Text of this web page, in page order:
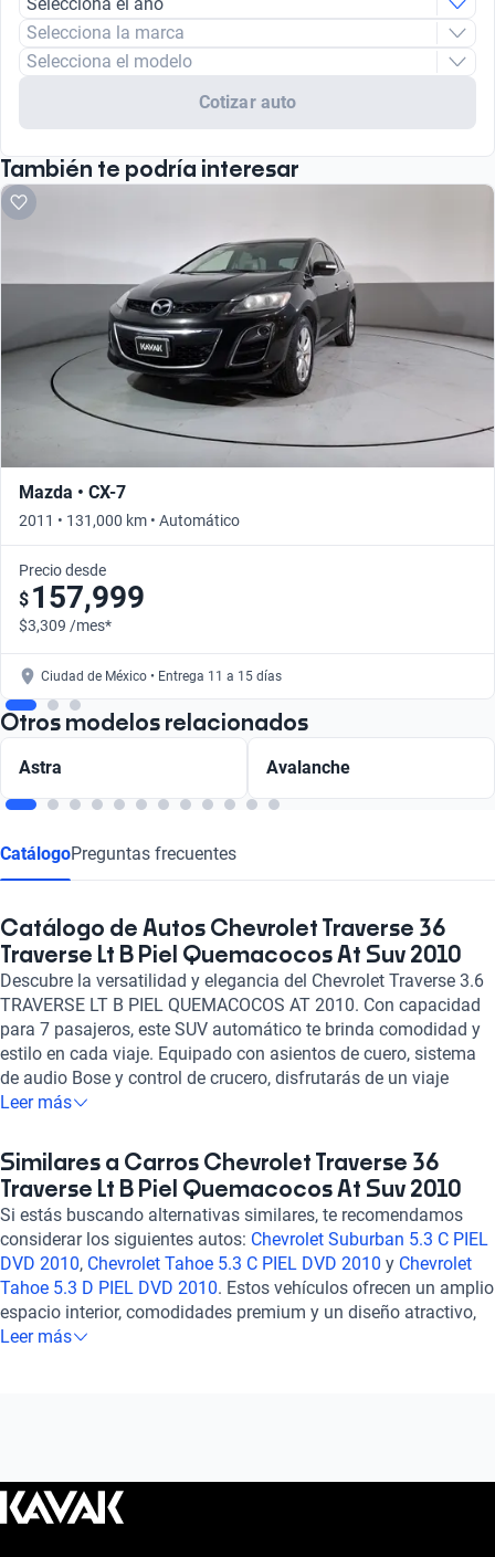
Selecciona la marca
Selecciona el modelo
Cotizar auto
También te podría interesar
Mazda • CX-7
2011 • 131,000 km • Automático
Precio desde
$ 157,999
$3,309 /mes*
Ciudad de México • Entrega 11 a 15 días
Otros modelos relacionados
Astra Avalanche
CatálogoPreguntas frecuentes
Catálogo de Autos Chevrolet Traverse 36
Traverse Lt B Piel Quemacocos At Suv 2010
Descubre la versatilidad y elegancia del Chevrolet Traverse 3.6
TRAVERSE LT B PIEL QUEMACOCOS AT 2010. Con capacidad
para 7 pasajeros, este SUV automático te brinda comodidad y
estilo en cada viaje. Equipado con asientos de cuero, sistema
de audio Bose y control de crucero, disfrutarás de un viaje
placentero y seguro. Sus características de seguridad, como
frenado, te brindan tranquilidad en cada trayecto. Con un
diseño imponente y un consumo eficiente de combustible, este
Chevrolet Traverse es la combinación perfecta entre
rendimiento y elegancia. ¡Haz tuyo este SUV y vive la
experiencia de conducir con estilo y confort!
Leer más
Similares a Carros Chevrolet Traverse 36
Traverse Lt B Piel Quemacocos At Suv 2010
Si estás buscando alternativas similares, te recomendamos
considerar los siguientes autos: Chevrolet Suburban 5.3 C PIEL
DVD 2010, Chevrolet Tahoe 5.3 C PIEL DVD 2010 y Chevrolet
Tahoe 5.3 D PIEL DVD 2010. Estos vehículos ofrecen un amplio
espacio interior, comodidades premium y un diseño atractivo,
ideales para familias o aquellos que buscan versatilidad y
Leer más